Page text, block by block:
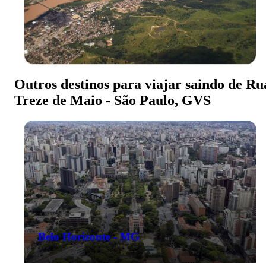
Outros destinos para viajar saindo de
Treze de Maio - São Paulo, GVS
Belo Horizonte - MG